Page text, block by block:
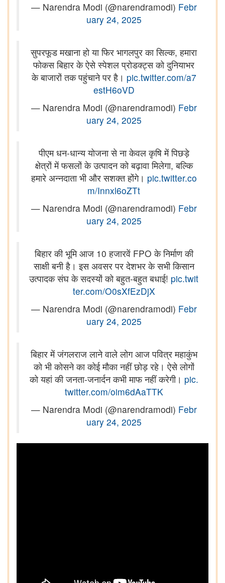
— Narendra Modi (@narendramodi) Febr
uary 24, 2025
सुपरफूड मखाना हो या फिर भागलपुर का सिल्क, हमारा
फोकस बिहार के ऐसे स्पेशल प्रोडक्ट्स को दुनियाभर
के बाजारों तक पहुंचाने पर है। pic.twitter.com/a7
estH6oVD
— Narendra Modi (@narendramodi) Febr
uary 24, 2025
पीएम धन-धान्य योजना से ना केवल कृषि में पिछड़े
क्षेत्रों में फसलों के उत्पादन को बढ़ावा मिलेगा, बल्कि
हमारे अन्नदाता भी और सशक्त होंगे। pic.twitter.co
m/Innxl6oZTt
— Narendra Modi (@narendramodi) Febr
uary 24, 2025
बिहार की भूमि आज 10 हजारवें FPO के निर्माण की
साक्षी बनी है। इस अवसर पर देशभर के सभी किसान
उत्पादक संघ के सदस्यों को बहुत-बहुत बधाई! pic.twit
ter.com/O0sXfEzDjX
— Narendra Modi (@narendramodi) Febr
uary 24, 2025
बिहार में जंगलराज लाने वाले लोग आज पवित्र महाकुंभ
को भी कोसने का कोई मौका नहीं छोड़ रहे। ऐसे लोगों
को यहां की जनता-जनार्दन कभी माफ नहीं करेगी। pic.
twitter.com/oim6dAaTTK
— Narendra Modi (@narendramodi) Febr
uary 24, 2025